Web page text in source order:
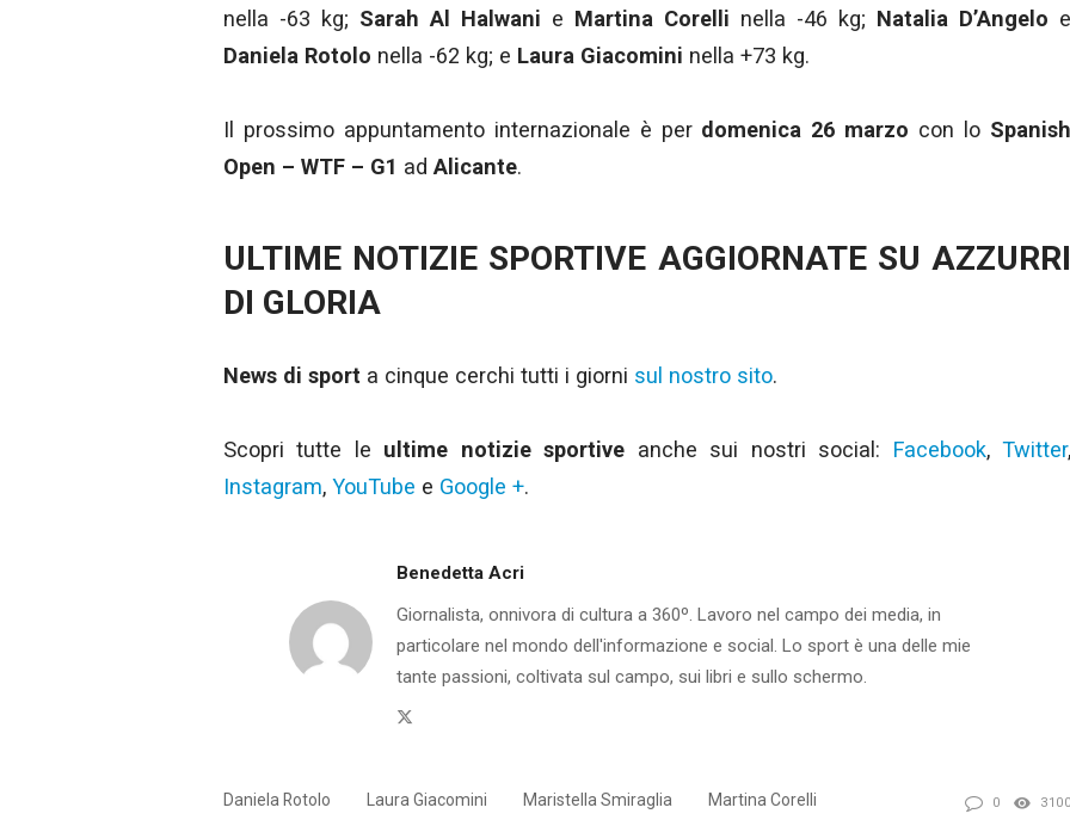
nella -63 kg; Sarah Al Halwani e Martina Corelli nella -46 kg; Natalia D’Angelo e
Daniela Rotolo nella -62 kg; e Laura Giacomini nella +73 kg.
Il prossimo appuntamento internazionale è per domenica 26 marzo con lo
Open – WTF – G1 ad Alicante.
ULTIME NOTIZIE SPORTIVE AGGIORNATE SU AZZURRI
DI GLORIA
News di sport a cinque cerchi tutti i giorni sul nostro sito.
Scopri tutte le ultime notizie sportive anche sui nostri social: Facebook,Twitter
Instagram, YouTube e Google +.
Benedetta Acri
Giornalista, onnivora di cultura a 360º. Lavoro nel campo dei media, in
particolare nel mondo dell'informazione e social. Lo sport è una delle mie
tante passioni, coltivata sul campo, sui libri e sullo schermo.
Daniela Rotolo Laura Giacomini Maristella Smiraglia
Martina Corelli
0 3100